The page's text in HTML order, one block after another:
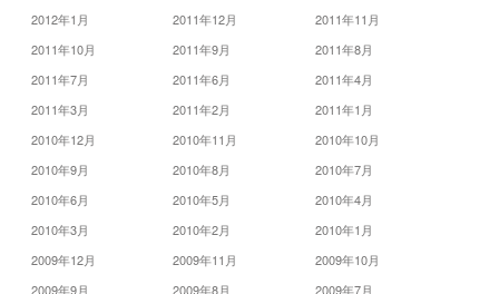
2012年1月
2011年12月
2011年11月
2011年10月
2011年9月
2011年8月
2011年7月
2011年6月
2011年4月
2011年3月
2011年2月
2011年1月
2010年12月
2010年11月
2010年10月
2010年9月
2010年8月
2010年7月
2010年6月
2010年5月
2010年4月
2010年3月
2010年2月
2010年1月
2009年12月
2009年11月
2009年10月
2009年9月
2009年8月 2009年7月